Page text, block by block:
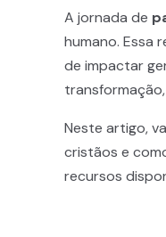
A jornada de
humano. Essa
de impactar
Neste artigo,
cristãos e
recursos